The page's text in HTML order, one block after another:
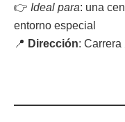
👉 Ideal para: una
entorno especial
📍 Dirección: Carrera